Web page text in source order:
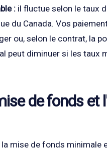
:il fluctue selon le taux
du Canada. Vos
ou, selon le contrat, la
peut diminuer si les taux
de fonds et
la mise de fonds minimale